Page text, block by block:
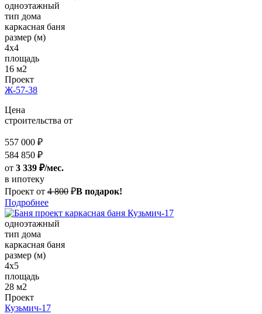
одноэтажный
тип дома
каркасная баня
размер (м)
4x4
площадь
16 м2
Проект
Ж-57-38
Цена
строительства от
557 000 ₽
584 850 ₽
от 3 339 ₽/мес.
в ипотеку
Проект от 4 800 ₽В подарок!
Подробнее
одноэтажный
тип дома
каркасная баня
размер (м)
4х5
площадь
28 м2
Проект
Кузьмич-17